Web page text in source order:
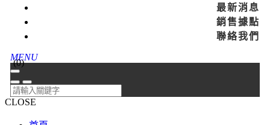
最新消息
銷售據點
聯絡我們
MENU
(0)
CLOSE